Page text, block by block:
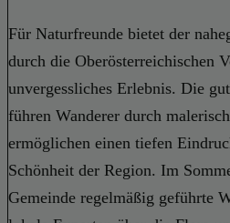
Für Naturfreunde bietet der
durch die Oberösterreichischen
unvergessliches Erlebnis. Die
führen Wanderer durch
ermöglichen einen tiefen
Schönheit der Region. Im
Gemeinde regelmäßig geführte